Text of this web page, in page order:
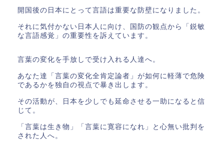
開国後の日本にとって言語は重要な防壁になりました。
それに気付かない日本人に向け、国防の観点から「鋭敏
な言語感覚」の重要性を訴えています。
言葉の変化を手放しで受け入れる人達へ。
あなた達「言葉の変化全肯定論者」が如何に軽薄で危険
であるかを独自の視点で暴き出します。
その活動が、日本を少しでも延命させる一助になると信
じて。
「言葉は生き物」「言葉に寛容になれ」と心無い批判を
された人へ。